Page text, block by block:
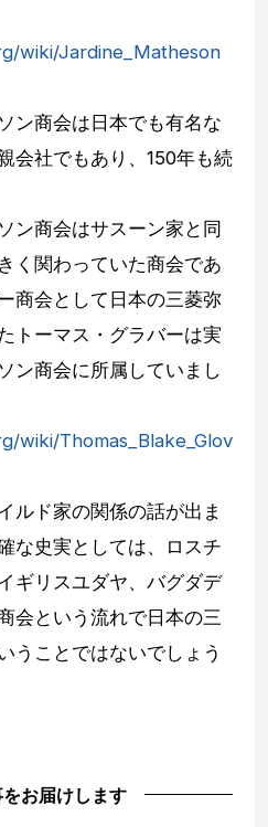
wiki/Jardine_Matheson
ン商会は日本でも有名な
会社でもあり、150年も続
ン商会はサスーン家と同
く関わっていた商会であ
商会として日本の三菱弥
トーマス・グラバーは実
ン商会に所属していまし
wiki/Thomas_Blake_Glover
ルド家の関係の話が出ま
な史実としては、ロスチ
ギリスユダヤ、バグダデ
会という流れで日本の三
うことではないでしょう
お届けします